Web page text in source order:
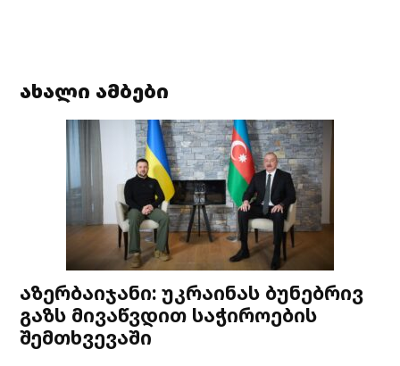
ახალი ამბები
აზერბაიჯანი: უკრაინას ბუნებრივ
გაზს მივაწვდით საჭიროების
შემთხვევაში